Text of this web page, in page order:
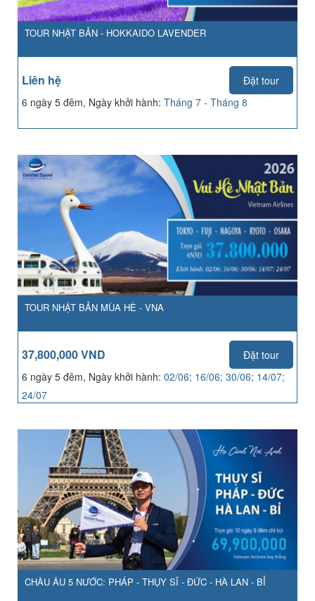
TOUR NHẬT BẢN - HOKKAIDO LAVENDER
Liên hệ
Đặt tour
6 ngày 5 đêm, Ngày khởi hành: Tháng 7 - Tháng 8
TOUR NHẬT BẢN MÙA HÈ - VNA
37,800,000 VND
Đặt tour
6 ngày 5 đêm, Ngày khởi hành: 02/06; 16/06; 30/06; 14/07;
24/07
CHÂU ÂU 5 NƯỚC: PHÁP - THỤY SĨ - ĐỨC - HÀ LAN - BỈ